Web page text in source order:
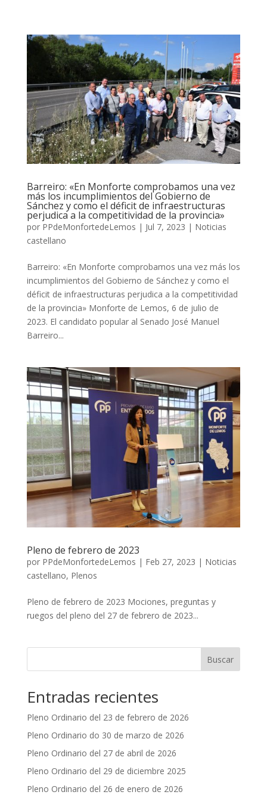
Barreiro: «En Monforte comprobamos una vez
más los incumplimientos del Gobierno de
Sánchez y como el déficit de infraestructuras
perjudica a la competitividad de la provincia»
por PPdeMonfortedeLemos | Jul 7, 2023 | Noticias
castellano
Barreiro: «En Monforte comprobamos una vez más los
incumplimientos del Gobierno de Sánchez y como el
déficit de infraestructuras perjudica a la competitividad
de la provincia» Monforte de Lemos, 6 de julio de
2023. El candidato popular al Senado José Manuel
Barreiro...
Pleno de febrero de 2023
por PPdeMonfortedeLemos | Feb 27, 2023 | Noticias
castellano, Plenos
Pleno de febrero de 2023 Mociones, preguntas y
ruegos del pleno del 27 de febrero de 2023...
Buscar
Entradas recientes
Pleno Ordinario del 23 de febrero de 2026
Pleno Ordinario do 30 de marzo de 2026
Pleno Ordinario del 27 de abril de 2026
Pleno Ordinario del 29 de diciembre 2025
Pleno Ordinario del 26 de enero de 2026